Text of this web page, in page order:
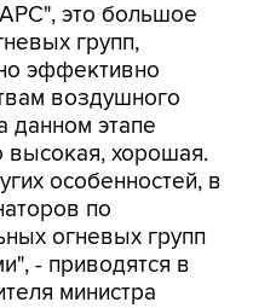
это большое
групп,
эффективно
воздушного
данном этапе
высокая, хорошая.
особенностей, в
по
огневых групп
- приводятся в
министра